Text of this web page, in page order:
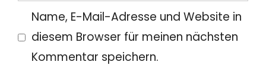
Name, E-Mail-Adresse und Website in
diesem Browser für meinen nächsten
Kommentar speichern.